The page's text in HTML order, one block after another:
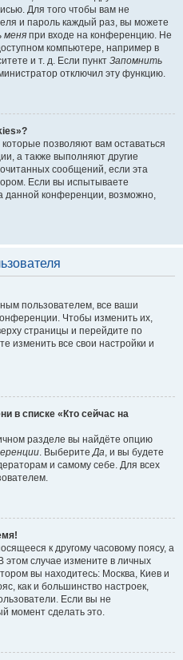
Для того чтобы вам не
и пароль каждый раз, вы можете
меня при входе на конференцию. Не
компьютере, например в
и т. д. Если пункт Запомнить
отключил эту функцию.
позволяют вам оставаться
а также выполняют другие
сообщений, если эта
Если вы испытываете
данной конференции, возможно,
пользователем, все ваши
Чтобы изменить их,
страницы и перейдите по
изменить все свои настройки и
в списке «Кто сейчас на
разделе вы найдёте опцию
. ВыберитеДа, и вы будете
и самому себе. Для всех
к другому часовому поясу, а
этом случае измените в личных
вы находитесь: Москва, Киев и
как и большинство настроек,
Если вы не
момент сделать это.